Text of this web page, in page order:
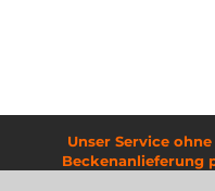
Unser Service
Beckenanlieferung